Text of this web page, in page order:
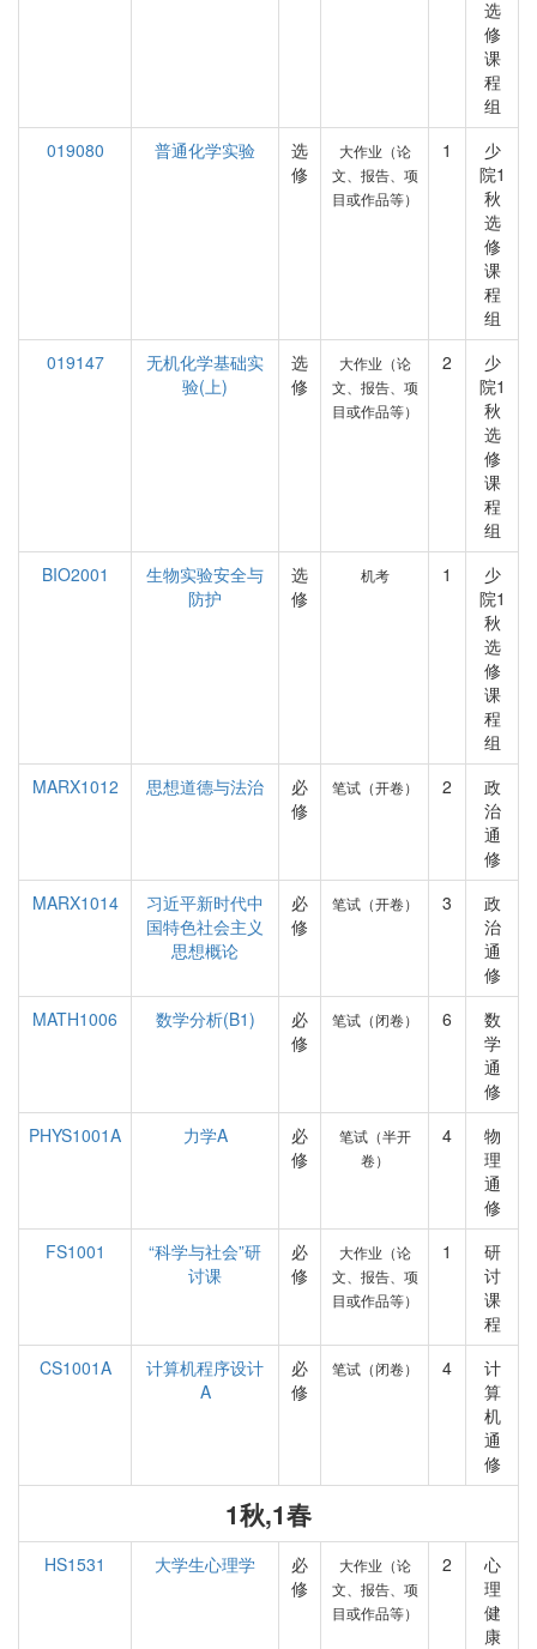
选
修
课
程
组
019080
普通化学实验
选
修
大作业（论
文、报告、项
目或作品等）
1
少
院1
秋
选
修
课
程
组
019147
无机化学基础实
验(上)
选
修
大作业（论
文、报告、项
目或作品等）
2
少
院1
秋
选
修
课
程
组
BIO2001
生物实验安全与
防护
选
修
机考 1
少
院1
秋
选
修
课
程
组
MARX1012
思想道德与法治
必
修
笔试（开卷） 2
政
治
通
修
MARX1014
习近平新时代中
国特色社会主义
思想概论
必
修
笔试（开卷） 3
政
治
通
修
MATH1006
数学分析(B1)
必
修
笔试（闭卷） 6
数
学
通
修
PHYS1001A
力学A
必
修
笔试（半开
卷）
4
物
理
通
修
FS1001
“科学与社会”研
讨课
必
修
大作业（论
文、报告、项
目或作品等）
1
研
讨
课
程
CS1001A
计算机程序设计
A
必
修
笔试（闭卷） 4
计
算
机
通
修
1秋,1春
HS1531 大学生心理学
必
修
大作业（论
文、报告、项
目或作品等）
2
心
理
健
康